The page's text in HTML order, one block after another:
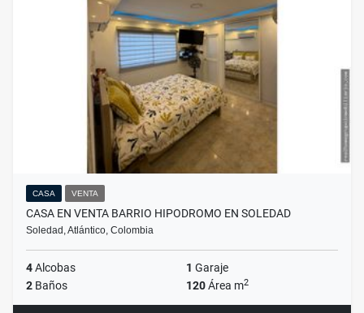
CASA VENTA
CASA EN VENTA BARRIO HIPODROMO EN SOLEDAD
Soledad, Atlántico, Colombia
4Alcobas 1 Garaje
2 Baños 120Área m2